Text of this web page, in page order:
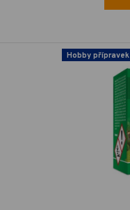
Hobby přípravek